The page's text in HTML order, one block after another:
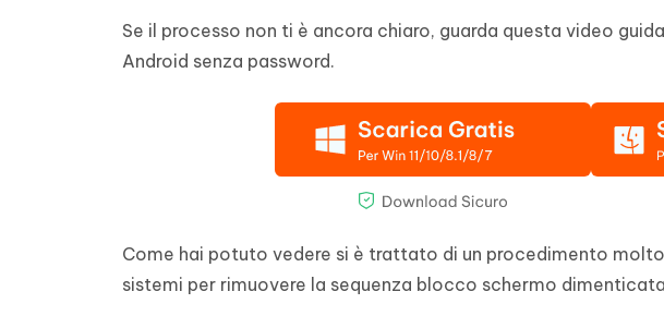
Se il processo non ti è ancora chiaro, guarda questa video
Android senza password.
Come hai potuto vedere si è trattato di un procedimento
sistemi per rimuovere la sequenza blocco schermo